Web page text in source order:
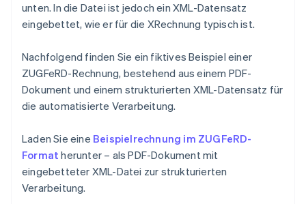
unten. In die Datei ist jedoch ein XML-Datensatz
eingebettet, wie er für die XRechnung typisch ist.
Nachfolgend finden Sie ein fiktives Beispiel einer
ZUGFeRD-Rechnung, bestehend aus einem PDF-
Dokument und einem strukturierten XML-Datensatz für
die automatisierte Verarbeitung.
Laden Sie eine Beispielrechnung im ZUGFeRD-
Format herunter – als PDF-Dokument mit
eingebetteter XML-Datei zur strukturierten
Verarbeitung.